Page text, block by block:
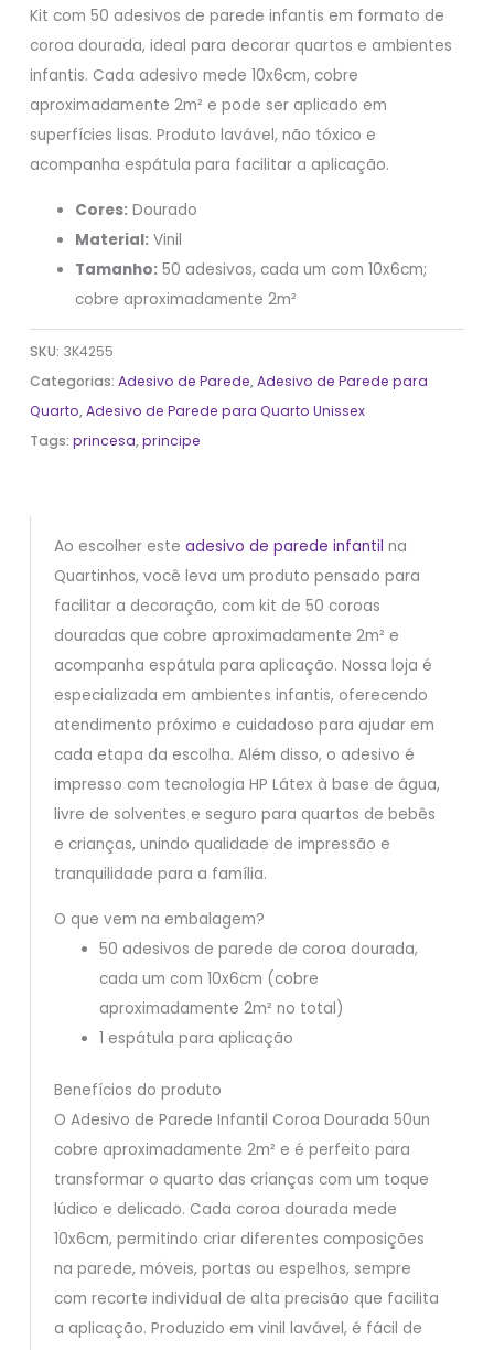
Kit com 50 adesivos de parede infantis em formato de
coroa dourada, ideal para decorar quartos e ambientes
infantis. Cada adesivo mede 10x6cm, cobre
aproximadamente 2m² e pode ser aplicado em
superfícies lisas. Produto lavável, não tóxico e
acompanha espátula para facilitar a aplicação.
Cores: Dourado
Material: Vinil
Tamanho: 50 adesivos, cada um com 10x6cm;
cobre aproximadamente 2m²
SKU: 3K4255
Categorias:Adesivo de Parede,Adesivo de Parede para
Quarto,Adesivo de Parede para Quarto Unissex
Tags:princesa,principe
Ao escolher este adesivo de parede infantil na
Quartinhos, você leva um produto pensado para
facilitar a decoração, com kit de 50 coroas
douradas que cobre aproximadamente 2m² e
acompanha espátula para aplicação. Nossa loja é
especializada em ambientes infantis, oferecendo
atendimento próximo e cuidadoso para ajudar em
cada etapa da escolha. Além disso, o adesivo é
impresso com tecnologia HP Látex à base de água,
livre de solventes e seguro para quartos de bebês
e crianças, unindo qualidade de impressão e
tranquilidade para a família.
O que vem na embalagem?
50 adesivos de parede de coroa dourada,
cada um com 10x6cm (cobre
aproximadamente 2m² no total)
1 espátula para aplicação
Benefícios do produto
O Adesivo de Parede Infantil Coroa Dourada 50un
cobre aproximadamente 2m² e é perfeito para
transformar o quarto das crianças com um toque
lúdico e delicado. Cada coroa dourada mede
10x6cm, permitindo criar diferentes composições
na parede, móveis, portas ou espelhos, sempre
com recorte individual de alta precisão que facilita
a aplicação. Produzido em vinil lavável, é fácil de